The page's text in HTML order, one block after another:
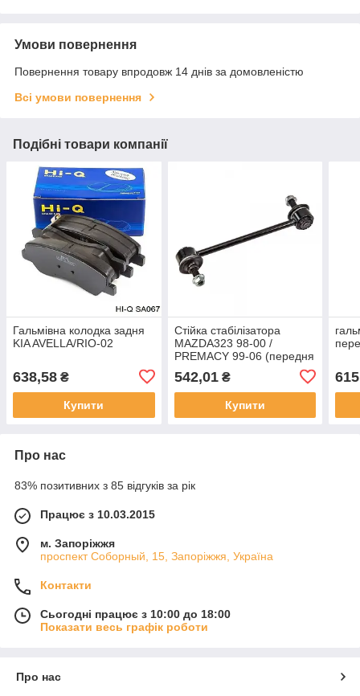
Умови повернення
Повернення товару впродовж 14 днів за домовленістю
Всі умови повернення
Подібні товари компанії
Гальмівна колодка задня
KIA AVELLA/RIO-02
638,58 ₴
Купити
Стійка стабілізатора
MAZDA323 98-00 /
PREMACY 99-06 (передня
ліва/права) B26R-34-170
542,01₴
Купити
Про нас
83% позитивних з 85 відгуків за рік
Працює з 10.03.2015
м. Запоріжжя
проспект Соборный, 15, Запоріжжя, Україна
Контакти
Сьогодні працює з 10:00 до 18:00
Показати весь графік роботи
Про нас